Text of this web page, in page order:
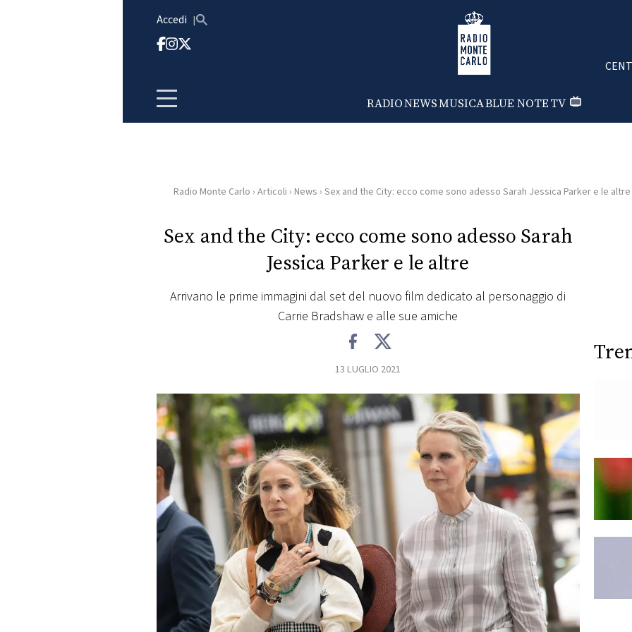
Accedi Radio Monte Carlo
RADIONEWSMUSICABLUE NOTETV
HOME
RADIO
RADIO
FOTO
CONCORSI
EVENTI
VIDEO
PRINCIPATO
Radio Monte Carlo › Articoli › News › Sex and the City: ecco come sono adesso Sarah Jessica Parker e le altre
Sex and the City: ecco come sono adesso Sarah
Jessica Parker e le altre
Arrivano le prime immagini dal set del nuovo film dedicato al personaggio di
Carrie Bradshaw e alle sue amiche
13 LUGLIO 2021